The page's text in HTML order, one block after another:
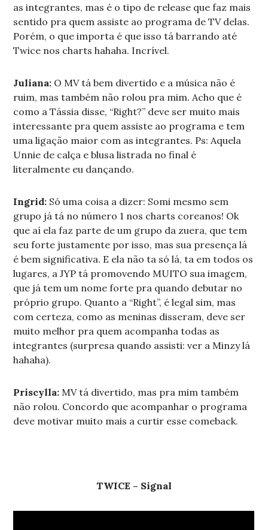
as integrantes, mas é o tipo de release que faz mais
sentido pra quem assiste ao programa de TV delas.
Porém, o que importa é que isso tá barrando até
Twice nos charts hahaha. Incrível.
Juliana: O MV tá bem divertido e a música não é
ruim, mas também não rolou pra mim. Acho que é
como a Tássia disse, “Right?” deve ser muito mais
interessante pra quem assiste ao programa e tem
uma ligação maior com as integrantes. Ps: Aquela
Unnie de calça e blusa listrada no final é
literalmente eu dançando.
Ingrid: Só uma coisa a dizer: Somi mesmo sem
grupo já tá no número 1 nos charts coreanos! Ok
que aí ela faz parte de um grupo da zuera, que tem
seu forte justamente por isso, mas sua presença lá
é bem significativa. E ela não ta só lá, ta em todos os
lugares, a JYP tá promovendo MUITO sua imagem,
que já tem um nome forte pra quando debutar no
próprio grupo. Quanto a “Right”, é legal sim, mas
com certeza, como as meninas disseram, deve ser
muito melhor pra quem acompanha todas as
integrantes (surpresa quando assisti: ver a Minzy lá
hahaha).
Priscylla: MV tá divertido, mas pra mim também
não rolou. Concordo que acompanhar o programa
deve motivar muito mais a curtir esse comeback.
TWICE – Signal